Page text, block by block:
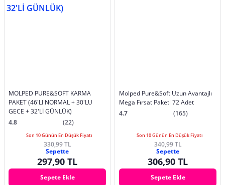
MOLPED PURE&SOFT KARMA
PAKET (46'LI NORMAL + 30'LU
GECE + 32'Lİ GÜNLÜK)
4.8
(22)
Son 10 Günün En Düşük Fiyatı
330,99 TL
Sepette
297,90 TL
Sepete Ekle
Molped Pure&Soft Uzun Avantajlı
Mega Fırsat Paketi 72 Adet
4.7
(165)
Son 10 Günün En Düşük Fiyatı
340,99 TL
Sepette
306,90 TL
Sepete Ekle